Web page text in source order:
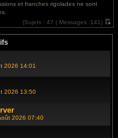
e
s
e
r
et franches rigolades ne sont
(Sujets : 47 | Messages :141)
V
o
2026 14:01
2026 13:50
2026 07:40